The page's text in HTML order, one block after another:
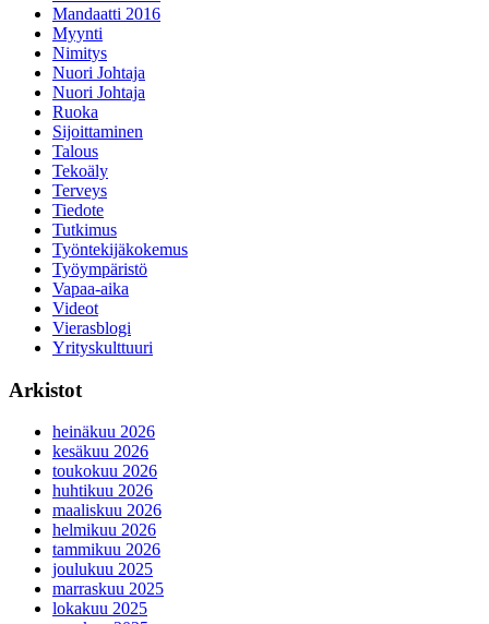
Mandaatti 2016
Myynti
Nimitys
Nuori Johtaja
Nuori Johtaja
Ruoka
Sijoittaminen
Talous
Tekoäly
Terveys
Tiedote
Tutkimus
Työntekijäkokemus
Työympäristö
Vapaa-aika
Videot
Vierasblogi
Yrityskulttuuri
Arkistot
heinäkuu 2026
kesäkuu 2026
toukokuu 2026
huhtikuu 2026
maaliskuu 2026
helmikuu 2026
tammikuu 2026
joulukuu 2025
marraskuu 2025
lokakuu 2025